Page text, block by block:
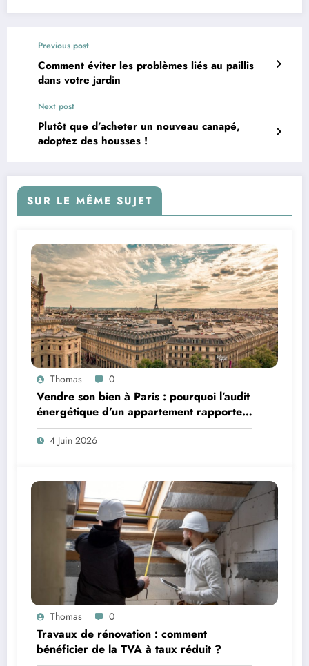
Previous post
Comment éviter les problèmes liés au paillis
dans votre jardin
Next post
Plutôt que d’acheter un nouveau canapé,
adoptez des housses !
SUR LE MÊME SUJET
Thomas 0
Vendre son bien à Paris : pourquoi l’audit
énergétique d’un appartement rapporte
plus que le Home Staging
4 Juin 2026
Thomas 0
Travaux de rénovation : comment
bénéficier de la TVA à taux réduit ?